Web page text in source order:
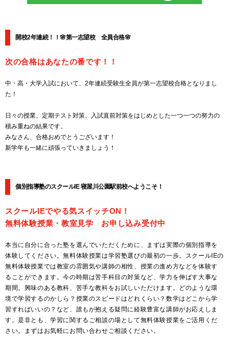
開校2年連続！！🌸第一志望校 全員合格🌸
次の合格はあなたの番です！！
中・高・大学入試において、2年連続受験生全員が第一志望校合格となりまし
た！
日々の授業、定期テスト対策、入試直前対策をはじめとした一つ一つの努力の
積み重ねの結果です。
みなさん、合格おめでとうございます！
新学年も一緒に頑張っていきましょう！
個別指導塾のスクールIE 寝屋川公園駅前校へようこそ！
スクールIEでやる気スイッチON！
無料体験授業・教室見学 お申し込み受付中
本当に自分に合った塾を選んでいただくために、まずは実際の個別指導を
体験してください。無料体験授業は学習塾選びの最初の一歩。スクールIEの
無料体験授業では教室の雰囲気や講師の相性、授業の進め方などを体験す
ることができます。今の時期は苦手科目の対策など、学力を伸ばす大事な
期間。興味のある教科、苦手な教科をお試しいただけます。どのような環
境で学習するのかしら？授業のスピードはどれくらい？数学はどこから学
習すればいいの？など、誰もが抱える疑問に経験豊富な講師がお応えしま
す。是非とも、学習に関するご相談の場として無料体験授業をご活用くだ
さい。まずはお気軽にお問い合わせご相談ください。